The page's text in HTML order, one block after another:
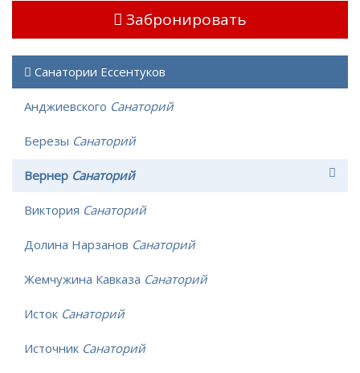
Забронировать
Санатории Ессентуков
Анджиевского Санаторий
Березы Санаторий
Вернер Санаторий
Виктория Санаторий
Долина Нарзанов Санаторий
Жемчужина Кавказа Санаторий
Исток Санаторий
Источник Санаторий